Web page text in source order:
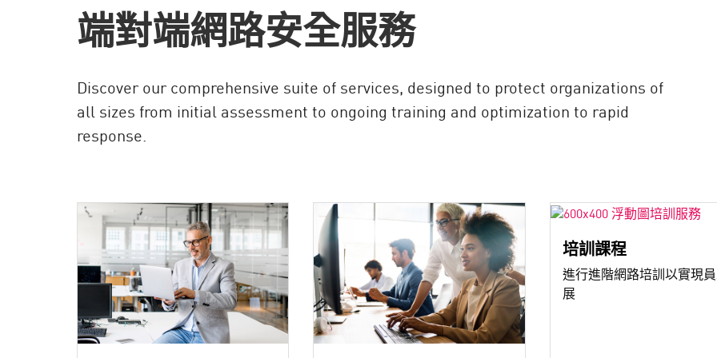
端對端網路安全服務
Discover our comprehensive suite of services, designed to protect organizations of
all sizes from initial assessment to ongoing training and optimization to rapid
response.
培訓課程
進行進階網路培訓以實現
展